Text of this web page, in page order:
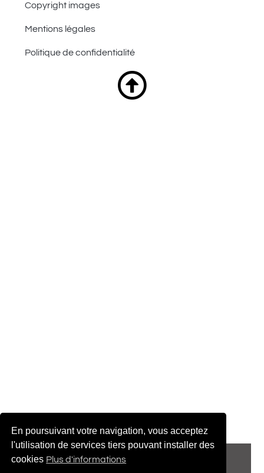
Copyright images
Mentions légales
Politique de confidentialité
© 2022 adenatis.com
En poursuivant votre navigation, vous acceptez
l'utilisation de services tiers pouvant installer des
cookies Plus d'informations